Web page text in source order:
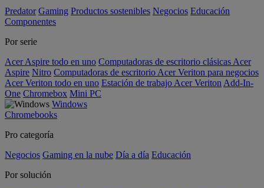
Predator Gaming Productos sostenibles Negocios Educación
Componentes
Por serie
Acer Aspire todo en uno Computadoras de escritorio clásicas Acer
Aspire Nitro Computadoras de escritorio Acer Veriton para negocios
Acer Veriton todo en uno Estación de trabajo Acer Veriton Add-In-
One Chromebox Mini PC
Windows
Chromebooks
Pro categoría
Negocios Gaming en la nube Día a día Educación
Por solución